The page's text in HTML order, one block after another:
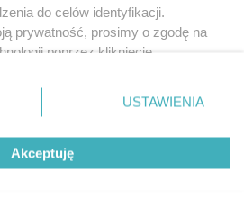
O nas
do celów identyfikacji.
prywatność, prosimy o zgodę na
poprzez kliknięcie
przycisk ustawień prywatności
dolnym rogu strony
nie wymagają zgody
prawo sprzeciwić się takiemu
będą miały zastosowanie tylko
USTAWIENIA
Akceptuję